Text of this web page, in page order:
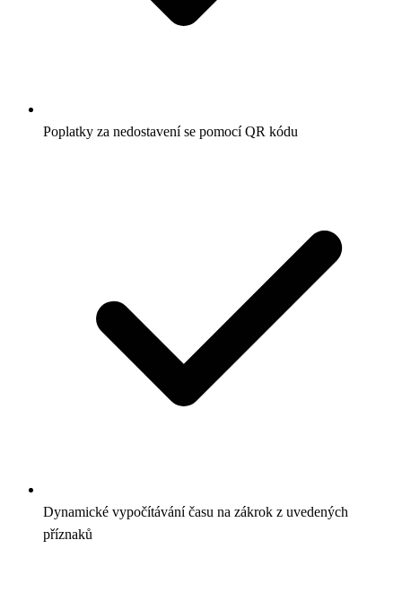
Poplatky za nedostavení se pomocí QR kódu
Dynamické vypočítávání času na zákrok z uvedených
příznaků